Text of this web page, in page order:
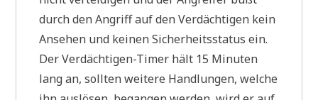
durch den Angriff auf den Verdächtigen kein
Ansehen und keinen Sicherheitsstatus ein.
Der Verdächtigen-Timer hält 15 Minuten
lang an, sollten weitere Handlungen, welche